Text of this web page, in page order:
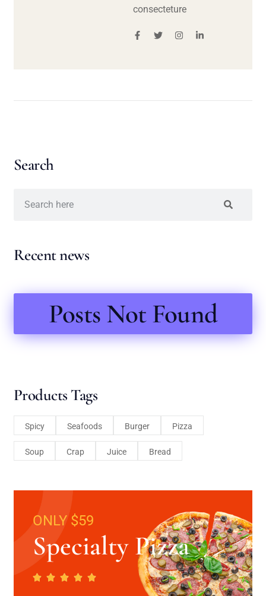
consecteture
Search
Recent news
Posts Not Found
Products Tags
Spicy Seafoods Burger Pizza
Soup Crap Juice Bread
ONLY $59
Specialty Pizza